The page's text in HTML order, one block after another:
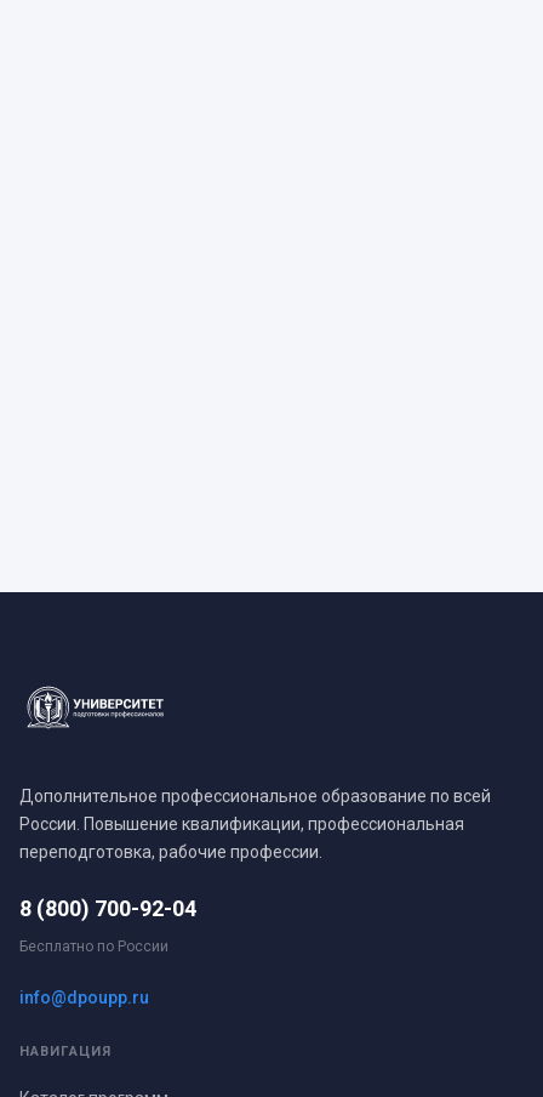
Дополнительное профессиональное образование по всей
России. Повышение квалификации, профессиональная
переподготовка, рабочие профессии.
8 (800) 700-92-04
Бесплатно по России
info@dpoupp.ru
НАВИГАЦИЯ